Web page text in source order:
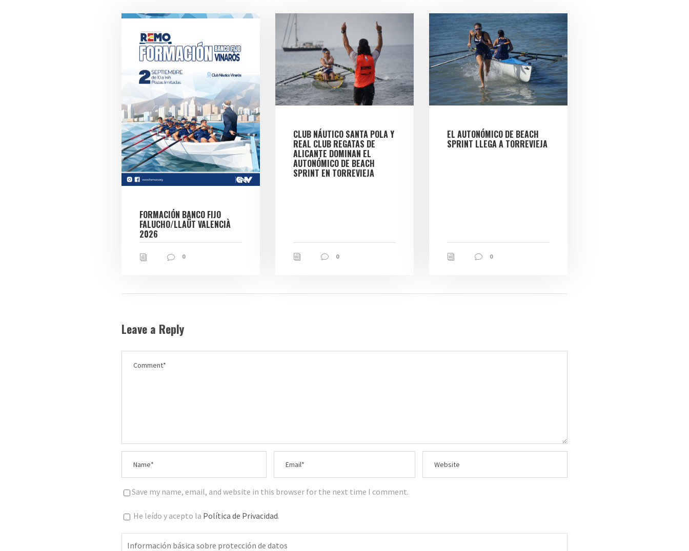
FORMACIÓN BANCO FIJO
FALUCHO/LLAÜT VALENCIÀ
2026
0
CLUB NÁUTICO SANTA POLA Y
REAL CLUB REGATAS DE
ALICANTE DOMINAN EL
AUTONÓMICO DE BEACH
SPRINT EN TORREVIEJA
0
EL AUTONÓMICO DE BEACH
SPRINT LLEGA A TORREVIEJA
0
Leave a Reply
Save my name, email, and website in this browser for the next time I comment.
He leído y acepto la Política de Privacidad.
Información básica sobre protección de datos